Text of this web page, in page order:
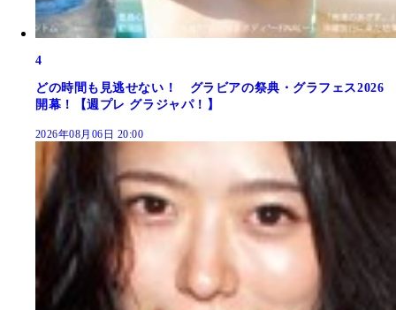
4
どの時間も見逃せない！ グラビアの祭典・グラフェス2026
開幕！【週プレ グラジャパ！】
2026年08月06日 20:00